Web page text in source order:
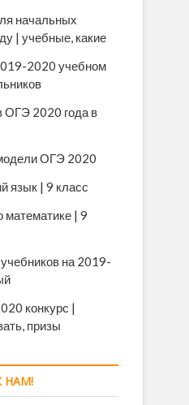
начальных
| учебные, какие
2020 учебном
ОГЭ 2020 года в
ОГЭ 2020
язык | 9 класс
| 9
на 2019-
конкурс |
призы
НАМ!